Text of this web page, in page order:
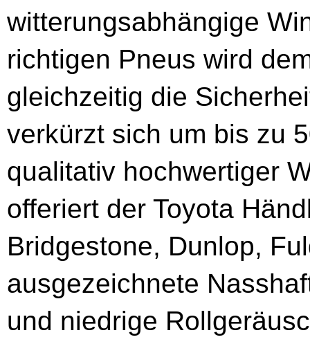
witterungsabhängige
richtigen Pneus wird
gleichzeitig die
verkürzt sich um bis zu
qualitativ hochwertiger
offeriert der Toyota
Bridgestone, Dunlop,
ausgezeichnete
und niedrige